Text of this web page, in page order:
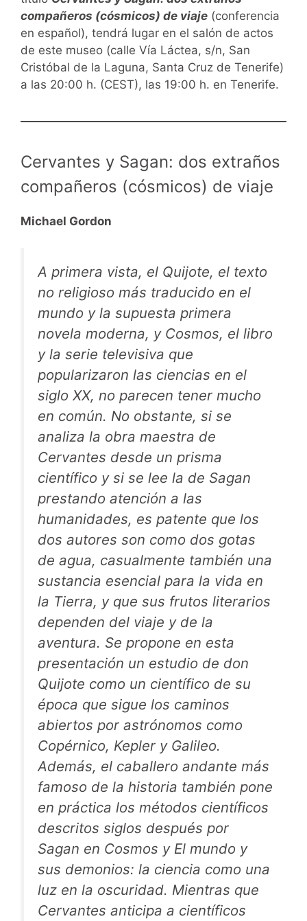
compañeros (cósmicos) de viaje (conferencia
en español), tendrá lugar en el salón de actos
de este museo (calle Vía Láctea, s/n, San
Cristóbal de la Laguna, Santa Cruz de Tenerife)
a las 20:00 h. (CEST), las 19:00 h. en Tenerife.
Cervantes y Sagan: dos extraños
compañeros (cósmicos) de viaje
Michael Gordon
A primera vista, el Quijote, el texto
no religioso más traducido en el
mundo y la supuesta primera
novela moderna, y Cosmos, el libro
y la serie televisiva que
popularizaron las ciencias en el
siglo XX, no parecen tener mucho
en común. No obstante, si se
analiza la obra maestra de
Cervantes desde un prisma
científico y si se lee la de Sagan
prestando atención a las
humanidades, es patente que los
dos autores son como dos gotas
de agua, casualmente también una
sustancia esencial para la vida en
la Tierra, y que sus frutos literarios
dependen del viaje y de la
aventura. Se propone en esta
presentación un estudio de don
Quijote como un científico de su
época que sigue los caminos
abiertos por astrónomos como
Copérnico, Kepler y Galileo.
Además, el caballero andante más
famoso de la historia también pone
en práctica los métodos científicos
descritos siglos después por
Sagan en Cosmos y El mundo y
sus demonios: la ciencia como una
luz en la oscuridad. Mientras que
Cervantes anticipa a científicos